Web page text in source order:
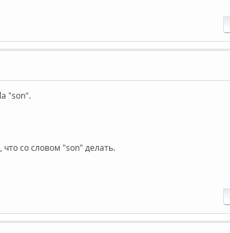
"son".
со словом "son" делать.